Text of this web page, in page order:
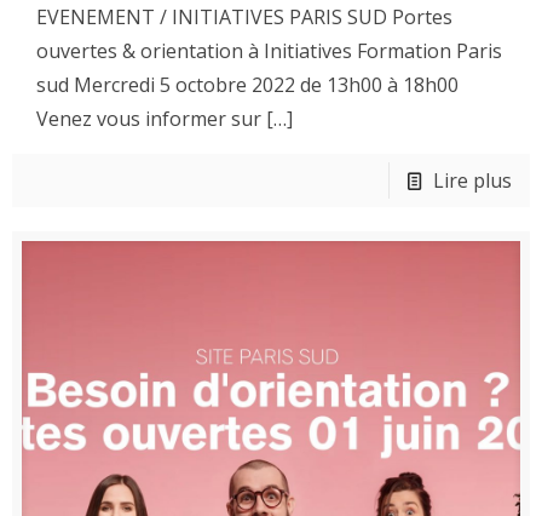
EVENEMENT / INITIATIVES PARIS SUD Portes
ouvertes & orientation à Initiatives Formation Paris
sud Mercredi 5 octobre 2022 de 13h00 à 18h00
Venez vous informer sur […]
Lire plus